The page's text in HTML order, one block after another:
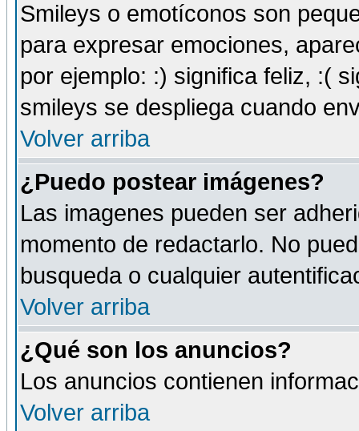
Smileys o emotíconos son
para expresar emociones,
por ejemplo: :) significa feliz, :(
smileys se despliega cuando
Volver arriba
¿Puedo postear imágenes?
Las imagenes pueden ser
momento de redactarlo. No
busqueda o cualquier
Volver arriba
¿Qué son los anuncios?
Los anuncios contienen
Volver arriba